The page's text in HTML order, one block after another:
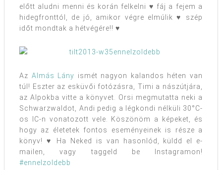
előtt aludni menni és korán felkelni ♥ fáj a fejem a
hidegfronttól, de jó, amikor végre elmúlik ♥ szép
időt mondtak a hétvégére!! ♥
Az Almás Lány ismét nagyon kalandos héten van
túl! Eszter az esküvői fotózásra, Timi a nászútjára,
az Alpokba vitte a könyvet. Orsi megmutatta neki a
Schwarzwaldot, Andi pedig a légkondi nélküli 30°C-
os IC-n vonatozott vele. Köszönöm a képeket, és
hogy az életetek fontos eseményeinek is része a
könyv! ♥ Ha Neked is van hasonlód, küldd el e-
mailen, vagy taggeld be Instagramon!
#ennelzoldebb